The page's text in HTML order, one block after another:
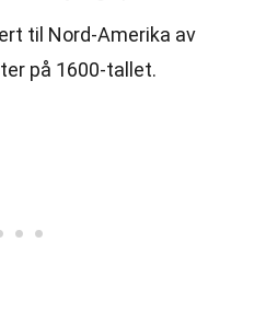
til Nord-Amerika av
på 1600-tallet.